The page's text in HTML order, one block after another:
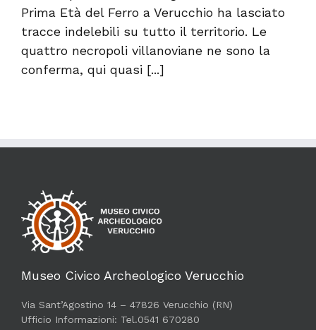
Prima Età del Ferro a Verucchio ha lasciato
tracce indelebili su tutto il territorio. Le
quattro necropoli villanoviane ne sono la
conferma, qui quasi [...]
Museo Civico Archeologico Verucchio
Via Sant’Agostino 14 – 47826 Verucchio (RN)
Ufficio Informazioni: Tel.0541 670280